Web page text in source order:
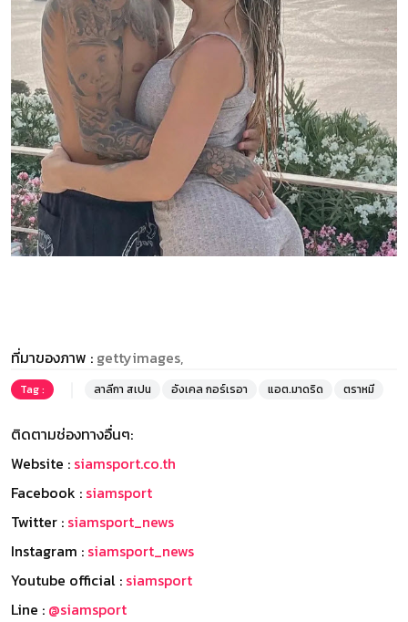
ที่มาของภาพ : gettyimages,
Tag : ลาลีกา สเปน อังเคล กอร์เรอา แอต.มาดริด ตราหมี
ติดตามช่องทางอื่นๆ:
Website : siamsport.co.th
Facebook : siamsport
Twitter : siamsport_news
Instagram : siamsport_news
Youtube official : siamsport
Line : @siamsport